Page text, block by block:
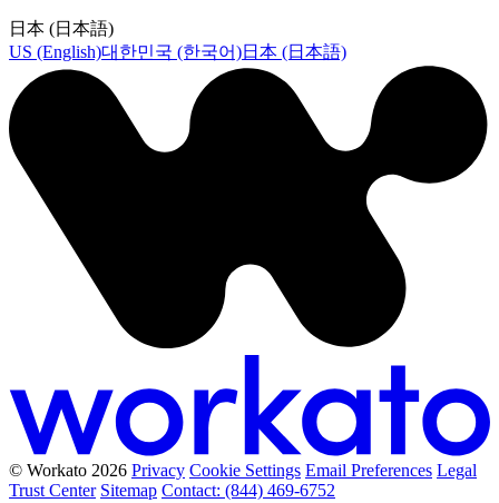
日本 (日本語)
US (English)대한민국 (한국어)日本 (日本語)
© Workato 2026 Privacy Cookie Settings Email Preferences Legal
Trust Center Sitemap Contact: (844) 469-6752